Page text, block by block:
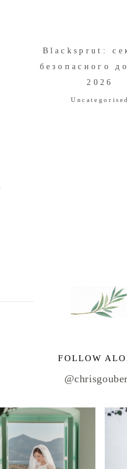
Blacksprut:
безопасного
2026
Uncategorised
FOLLOW